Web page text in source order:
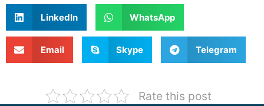
LinkedIn WhatsApp
Email Skype Telegram
Rate this post